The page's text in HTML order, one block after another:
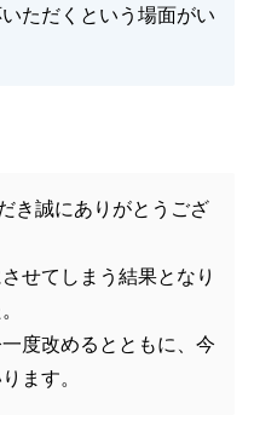
ただくという場面がい
き誠にありがとうござ
せてしまう結果となり
度改めるとともに、今
ます。